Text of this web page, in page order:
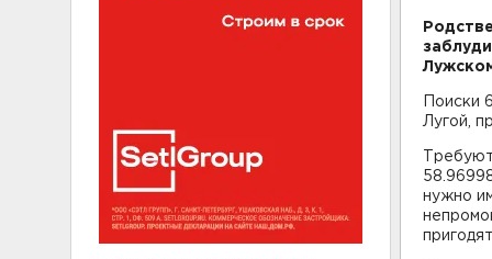
Поиски
Лугой,
нужно